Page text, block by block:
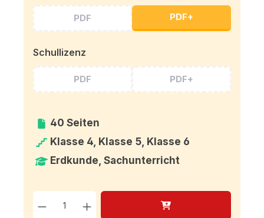
PDF PDF+
Schullizenz
PDF PDF+
40 Seiten
Klasse 4, Klasse 5, Klasse 6
Erdkunde, Sachunterricht
Produkt Anzahl: Gib den